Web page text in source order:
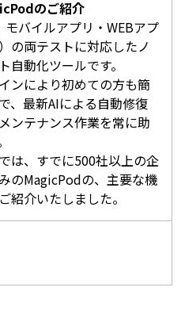
のご紹介
バイルアプリ・WEBアプ
の両テストに対応したノ
自動化ツールです。
ンにより初めての方も簡
、最新AIによる自動修復
ンテナンス作業を常に助
は、すでに500社以上の企
のMagicPodの、主要な機
紹介いたしました。